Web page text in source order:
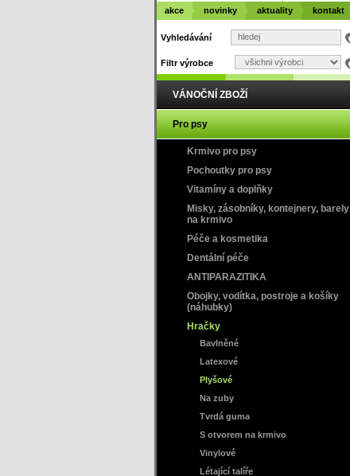
Vyhledávání
Filtr výrobce
VÁNOČNÍ ZBOŽÍ
Pro psy
Krmivo pro psy
Pochoutky pro psy
Vitamíny a doplňky
Misky, zásobníky, kontejnery, barely
na krmivo
Péče a kosmetika
Dentální péče
ANTIPARAZITIKA
Obojky, vodítka, postroje a košíky
(náhubky)
Hračky
Bavlněné
Latexové
Plyšové
Na zuby
Tvrdá guma
S otvorem na krmivo
Vinylové
Létající talíře
akce novinky aktuality kontakt